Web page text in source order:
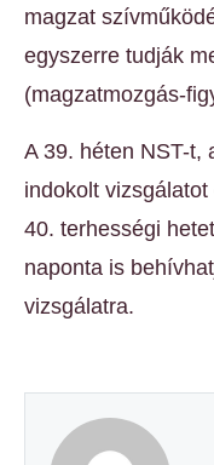
magzat
egyszerre tudják
(magzatmozgás-
A 39. héten NST-t,
indokolt
40. terhességi
naponta is
vizsgálatra.